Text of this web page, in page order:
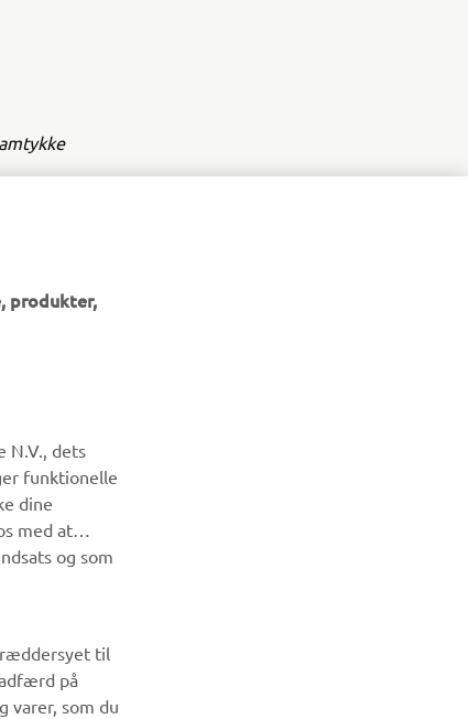
den første til at få besked om de seneste tilbud, særlige
nye udgivelser og meget mere.
produkter,
N.V., dets
funktionelle
dine
med at
og som
til
på
varer, som du